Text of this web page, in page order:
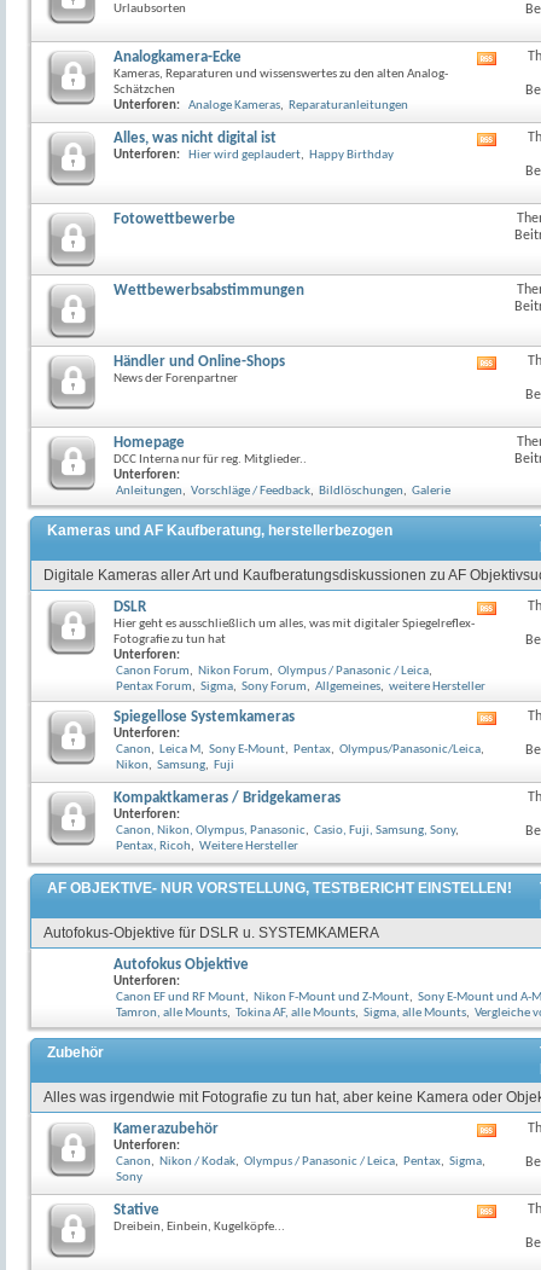
Urlaubsorten
Analogkamera-Ecke
Kameras, Reparaturen und wissenswertes zu den alten Analog-
Schätzchen
Unterforen:
Analoge Kameras, Reparaturanleitungen
dieses
Alles, was nicht digital ist
Unterforen: Hier wird geplaudert, Happy Birthday
dieses
Fotowettbewerbe
Wettbewerbsabstimmungen
Händler und Online-Shops
News der Forenpartner
dieses
Homepage
DCC Interna nur für reg. Mitglieder..
Unterforen:
Anleitungen, Vorschläge / Feedback, Bildlöschungen, Galerie
Kameras und AF Kaufberatung, herstellerbezogen
Digitale Kameras aller Art und Kaufberatungsdiskussionen zu AF
DSLR
Hier geht es ausschließlich um alles, was mit digitaler Spiegelreflex-
Fotografie zu tun hat
Unterforen:
Canon Forum, Nikon Forum, Olympus / Panasonic / Leica,
Pentax Forum, Sigma, Sony Forum, Allgemeines, weitere Hersteller
dieses
Spiegellose Systemkameras
Unterforen:
Canon, Leica M, Sony E-Mount, Pentax, Olympus/Panasonic/Leica,
Nikon, Samsung, Fuji
dieses
Kompaktkameras / Bridgekameras
Unterforen:
Canon, Nikon, Olympus, Panasonic, Casio, Fuji, Samsung, Sony,
Pentax, Ricoh, Weitere Hersteller
AF OBJEKTIVE- NUR VORSTELLUNG, TESTBERICHT EINSTELLEN!
Autofokus-Objektive für DSLR u. SYSTEMKAMERA
Autofokus Objektive
Unterforen:
Canon EF und RF Mount, Nikon F-Mount und Z-Mount, Sony E-Mount und A-
Tamron, alle Mounts, Tokina AF, alle Mounts, Sigma, alle Mounts, Vergleiche
Zubehör
Alles was irgendwie mit Fotografie zu tun hat, aber keine Kamera oder
Kamerazubehör
Unterforen:
Canon, Nikon / Kodak, Olympus / Panasonic / Leica, Pentax, Sigma,
Sony
dieses
Stative
Dreibein, Einbein, Kugelköpfe...
dieses